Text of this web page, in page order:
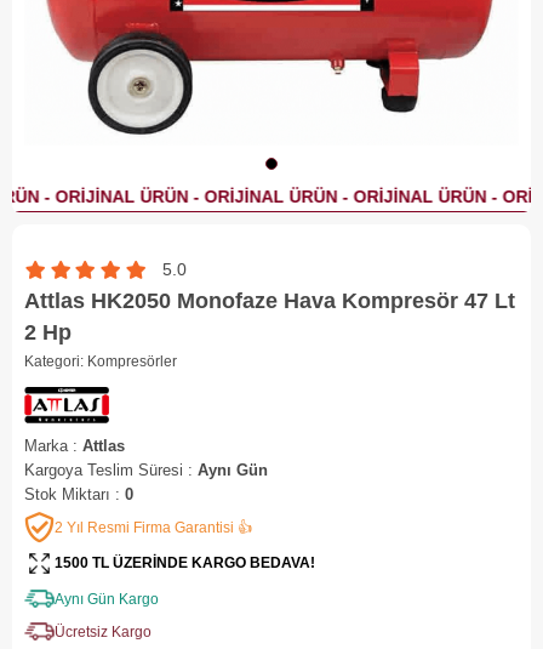
5.0
Attlas HK2050 Monofaze Hava Kompresör 47 Lt
2 Hp
Kategori: Kompresörler
Marka : Attlas
Kargoya Teslim Süresi : Aynı Gün
Stok Miktarı : 0
2 Yıl Resmi Firma Garantisi 👍
1500 TL ÜZERİNDE KARGO BEDAVA!
Aynı Gün Kargo
Ücretsiz Kargo